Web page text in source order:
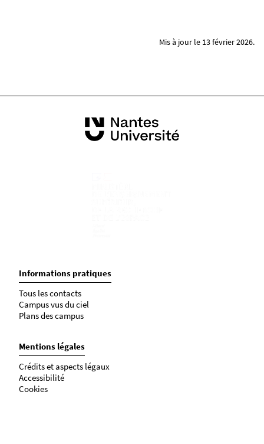
Mis à jour le 13 février 2026.
Informations pratiques
Tous les contacts
Campus vus du ciel
Plans des campus
Mentions légales
Crédits et aspects légaux
Accessibilité
Cookies